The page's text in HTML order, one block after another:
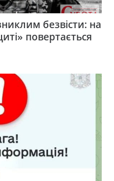
безвісти: на
повертається